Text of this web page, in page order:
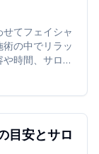
てフェイシャ
の中でリラッ
時間、サロン
理なく取り入
目安とサロ